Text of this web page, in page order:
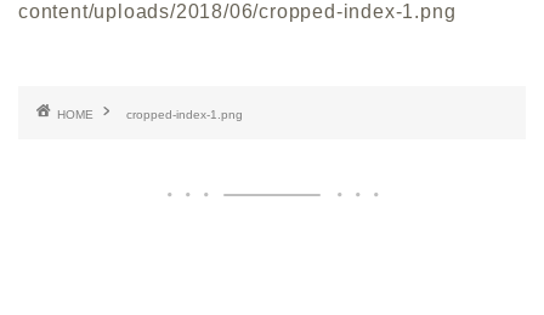
content/uploads/2018/06/cropped-index-1.png
HOME cropped-index-1.png